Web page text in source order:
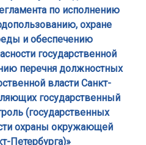
по исполнению
охране
и обеспечению
государственной
перечня должностных
власти Санкт-
государственный
(государственных
охраны окружающей
Петербурга)»